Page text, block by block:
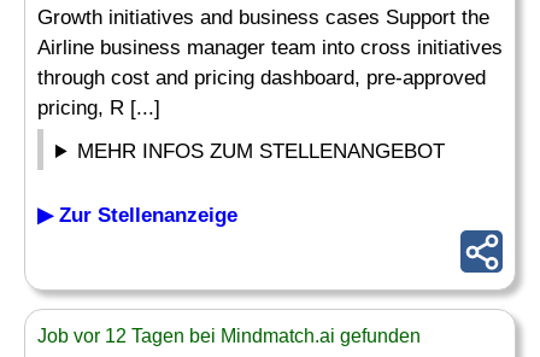
Growth initiatives and business cases Support the
Airline business manager team into cross initiatives
through cost and pricing dashboard, pre-approved
pricing, R [...]
MEHR INFOS ZUM STELLENANGEBOT
▶ Zur Stellenanzeige
Job vor 12 Tagen bei Mindmatch.ai gefunden